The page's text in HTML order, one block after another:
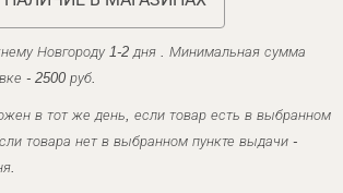
Новгороду 1-2 дня . Минимальная сумма
- 2500 руб.
в тот же день, если товар есть в выбранном
товара нет в выбранном пункте выдачи -